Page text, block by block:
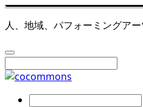
人、地域、パフォーミングア